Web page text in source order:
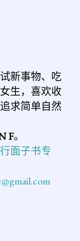
新事物、吃
生，喜欢收
求简单自然
F。
面子书专